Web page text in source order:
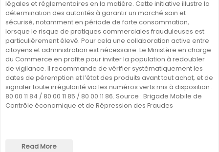
légales et réglementaires en la matière. Cette initiative illustre la
détermination des autorités à garantir un marché sain et
sécurisé, notamment en période de forte consommation,
lorsque le risque de pratiques commerciales frauduleuses est
particulièrement élevé. Pour cela une collaboration active entre
citoyens et administration est nécessaire. Le Ministère en charge
du Commerce en profite pour inviter la population à redoubler
de vigilance. Il recommande de vérifier systématiquement les
dates de péremption et l’état des produits avant tout achat, et de
signaler toute irrégularité via les numéros verts mis à disposition :
80 00 11 84 / 80 00 11 85 / 80 00 11 86. Source : Brigade Mobile de
Contrôle économique et de Répression des Fraudes
Read More